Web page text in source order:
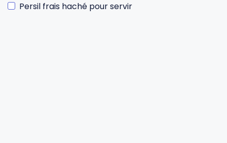
Persil frais haché pour servir